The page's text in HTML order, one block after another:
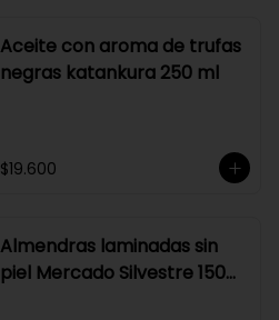
Aceite con aroma de trufas
negras katankura 250 ml
$19.600
Almendras laminadas sin
piel Mercado Silvestre 150